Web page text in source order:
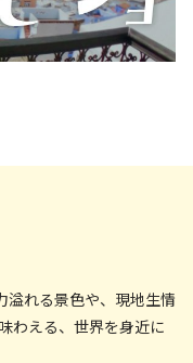
れる景色や、現地生情
わえる、世界を身近に